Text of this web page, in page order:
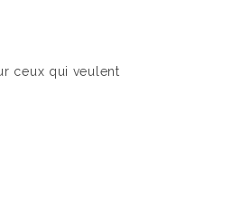
ceux qui veulent